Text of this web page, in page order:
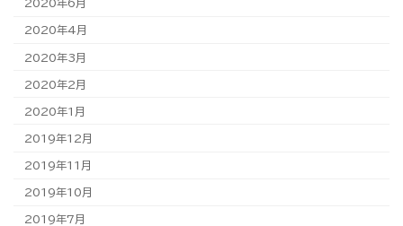
2020年6月
2020年4月
2020年3月
2020年2月
2020年1月
2019年12月
2019年11月
2019年10月
2019年7月